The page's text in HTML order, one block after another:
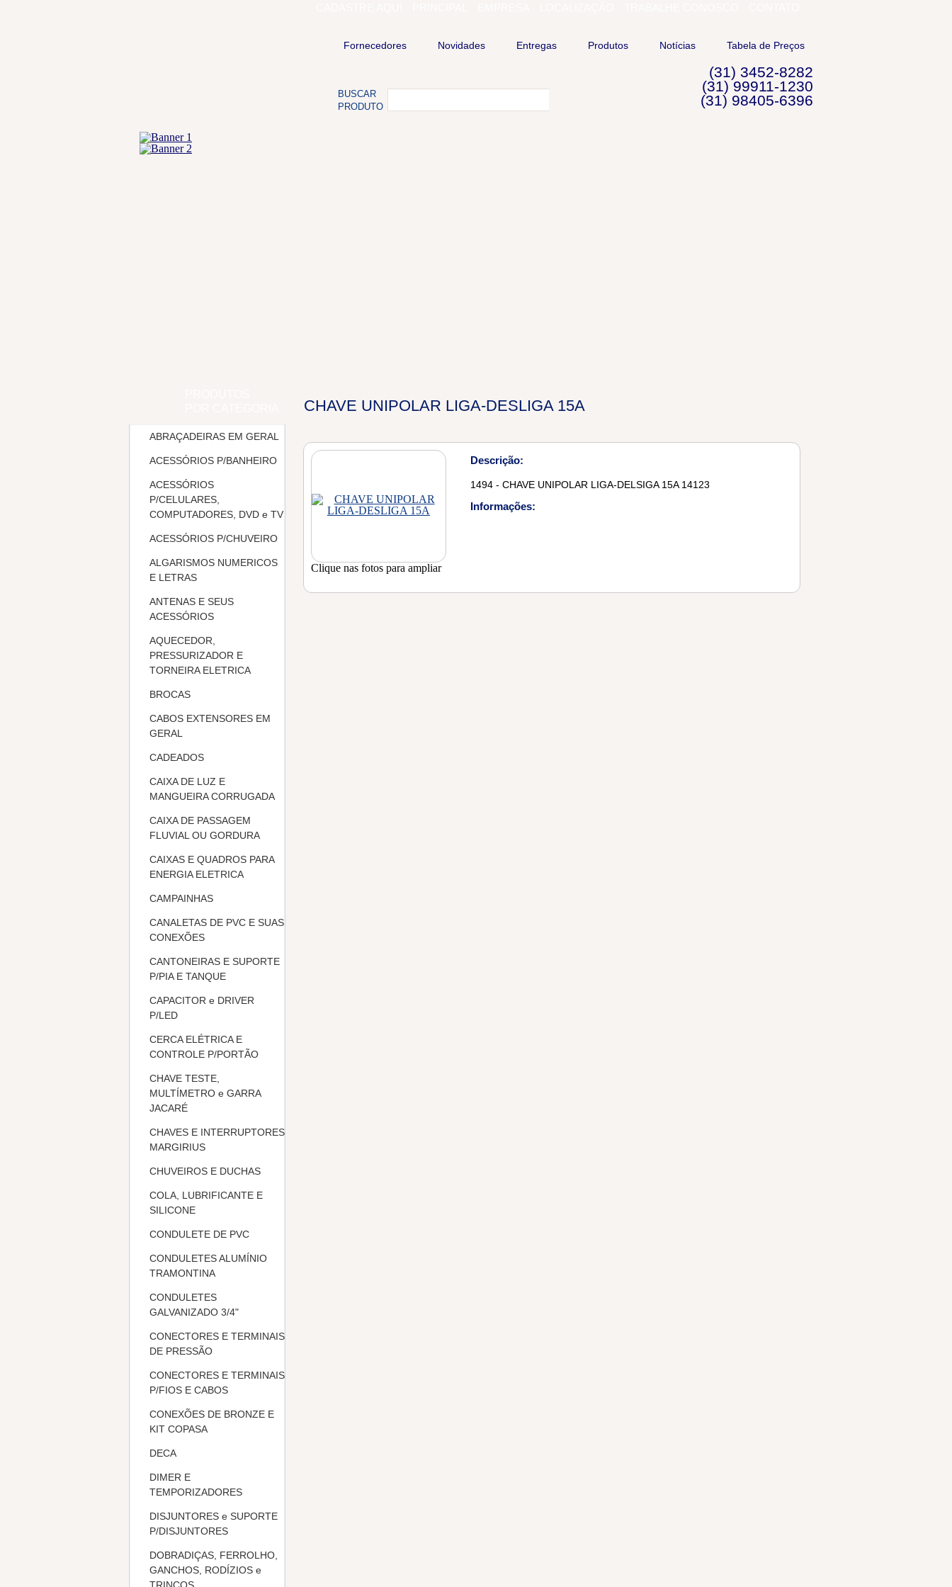
Fornecedores Novidades Entregas Produtos Notícias Tabela de Preços
BUSCAR
PRODUTO
(31) 3452-8282
(31) 99911-1230
(31) 98405-6396
ABRAÇADEIRAS EM GERAL
ACESSÓRIOS P/BANHEIRO
ACESSÓRIOS
P/CELULARES,
COMPUTADORES, DVD e TV
ACESSÓRIOS P/CHUVEIRO
ALGARISMOS NUMERICOS
E LETRAS
ANTENAS E SEUS
ACESSÓRIOS
AQUECEDOR,
PRESSURIZADOR E
TORNEIRA ELETRICA
BROCAS
CABOS EXTENSORES EM
GERAL
CADEADOS
CAIXA DE LUZ E
MANGUEIRA CORRUGADA
CAIXA DE PASSAGEM
FLUVIAL OU GORDURA
CAIXAS E QUADROS PARA
ENERGIA ELETRICA
CAMPAINHAS
CANALETAS DE PVC E SUAS
CONEXÕES
CANTONEIRAS E SUPORTE
P/PIA E TANQUE
CAPACITOR e DRIVER
P/LED
CERCA ELÉTRICA E
CONTROLE P/PORTÃO
CHAVE TESTE,
MULTÍMETRO e GARRA
JACARÉ
CHAVES E INTERRUPTORES
MARGIRIUS
CHUVEIROS E DUCHAS
COLA, LUBRIFICANTE E
SILICONE
CONDULETE DE PVC
CONDULETES ALUMÍNIO
TRAMONTINA
CONDULETES
GALVANIZADO 3/4"
CONECTORES E TERMINAIS
DE PRESSÃO
CONECTORES E TERMINAIS
P/FIOS E CABOS
CONEXÕES DE BRONZE E
KIT COPASA
DECA
DIMER E
TEMPORIZADORES
DISJUNTORES e SUPORTE
P/DISJUNTORES
DOBRADIÇAS, FERROLHO,
GANCHOS, RODÍZIOS e
CHAVE UNIPOLAR LIGA-DESLIGA 15A
Clique nas fotos para ampliar
Descrição:
1494 - CHAVE UNIPOLAR LIGA-DELSIGA 15A 14123
Informações: